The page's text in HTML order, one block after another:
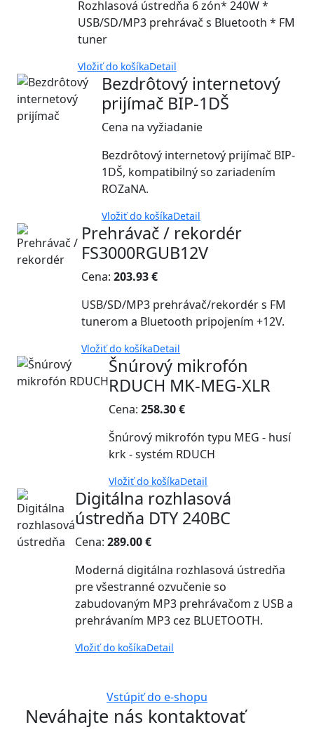
Rozhlasová ústredňa 6 zón* 240W *
USB/SD/MP3 prehrávač s Bluetooth * FM
tuner
Vložiť do košíkaDetail
Bezdrôtový internetový
prijímač BIP-1DŠ
Cena na vyžiadanie
Bezdrôtový internetový prijímač BIP-
1DŠ, kompatibilný so zariadením
ROZaNA.
Vložiť do košíkaDetail
Prehrávač / rekordér
FS3000RGUB12V
Cena: 203.93 €
USB/SD/MP3 prehrávač/rekordér s FM
tunerom a Bluetooth pripojením +12V.
Vložiť do košíkaDetail
Šnúrový mikrofón
RDUCH MK-MEG-XLR
Cena:258.30 €
Šnúrový mikrofón typu MEG - husí
krk - systém RDUCH
Vložiť do košíkaDetail
Digitálna rozhlasová
ústredňa DTY 240BC
Cena: 289.00 €
Moderná digitálna rozhlasová ústredňa
pre všestranné ozvučenie so
zabudovaným MP3 prehrávačom z USB a
prehrávaním MP3 cez BLUETOOTH.
Vložiť do košíkaDetail
Vstúpiť do e-shopu
Neváhajte nás kontaktovať